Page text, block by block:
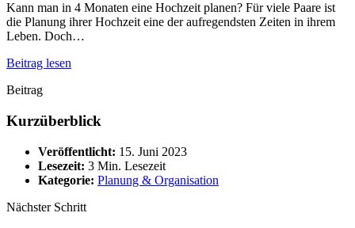
Kann man in 4 Monaten eine Hochzeit planen? Für viele Paare ist
die Planung ihrer Hochzeit eine der aufregendsten Zeiten in ihrem
Leben. Doch…
Beitrag lesen
Beitrag
Kurzüberblick
Veröffentlicht: 15. Juni 2023
Lesezeit: 3 Min. Lesezeit
Kategorie: Planung & Organisation
Nächster Schritt